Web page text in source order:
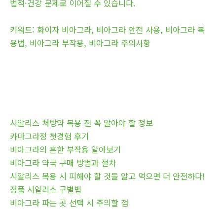
법적·건강 문제로 이어질 수 있습니다.
키워드: 화이자 비아그라, 비아그라 안전 사용, 비아그라 복
용법, 비아그라 부작용, 비아그라 주의사항
시알리스 처방약 복용 전 꼭 알아야 할 정보
카마그라정 첫경험 후기
비아그라의 흔한 부작용 알아보기
비아그라 약국 구매 방법과 절차
시알리스 복용 시 피해야 할 것들 알고 먹으면 더 안전하다!
정품 시알리스 구별법
비아그라 파는 곳 선택 시 주의할 점